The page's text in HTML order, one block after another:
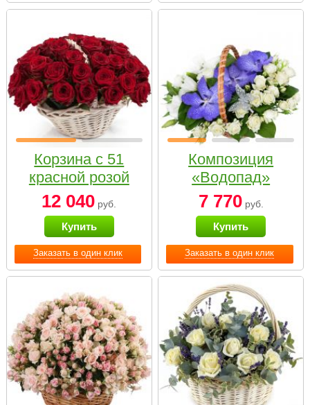
Заказать в один клик
Корзина с 51
красной розой
12 040 руб.
Купить
Заказать в один клик
Композиция
«Водопад»
7 770руб.
Купить